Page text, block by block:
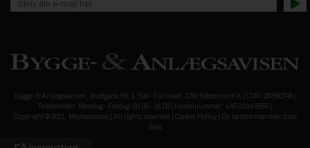
Bygge- & Anlægsavisen, Bredgade 36. 1. Sal - Forhuset, 1260 København K | CVR: 28890346 |
Telefontider: Mandag - Fredag: 09.00 - 16.00 | Hovednummer: +45 3344 5555 |
Copyright © 2021, Mediaxpress | All rights reserved | Cookie Policy
Du bestemmer over dine
data